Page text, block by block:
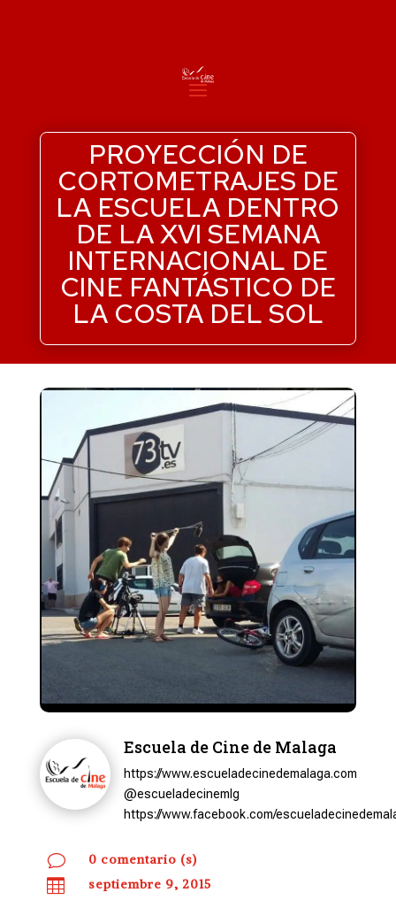
PROYECCIÓN DE
CORTOMETRAJES DE
LA ESCUELA DENTRO
DE LA XVI SEMANA
INTERNACIONAL DE
CINE FANTÁSTICO DE
LA COSTA DEL SOL
Escuela de Cine de Malaga
https://www.escueladecinedemalaga.com
@escueladecinemlg
https://www.facebook.com/
v 0 comentario (s)
 septiembre 9, 2015